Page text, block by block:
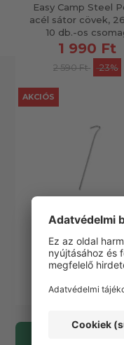
Easy Camp Steel
acél sátor cövek,
10 db.-os
1 990 Ft
2 590 Ft -23%
Outwell
kampóval, 24
AKCIÓS
1 190 Ft